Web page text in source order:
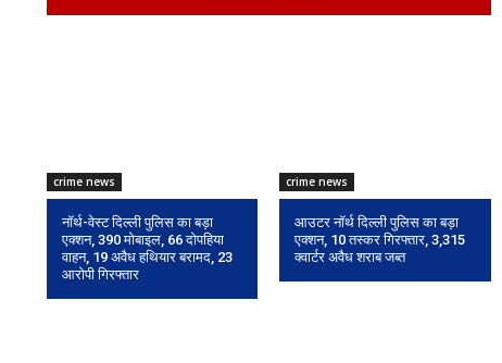
crime news
नॉर्थ-वेस्ट दिल्ली पुलिस का बड़ा
एक्शन, 390 मोबाइल, 66 दोपहिया
वाहन, 19 अवैध हथियार बरामद, 23
आरोपी गिरफ्तार
crime news
आउटर नॉर्थ दिल्ली पुलिस का बड़ा
एक्शन, 10 तस्कर गिरफ्तार, 3,315
क्वार्टर अवैध शराब जब्त